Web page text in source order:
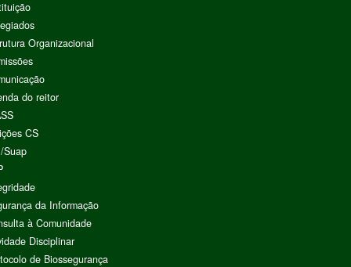
Organizacional
do reitor
CS
Suap
da Informação
à Comunidade
Disciplinar
de Biossegurança